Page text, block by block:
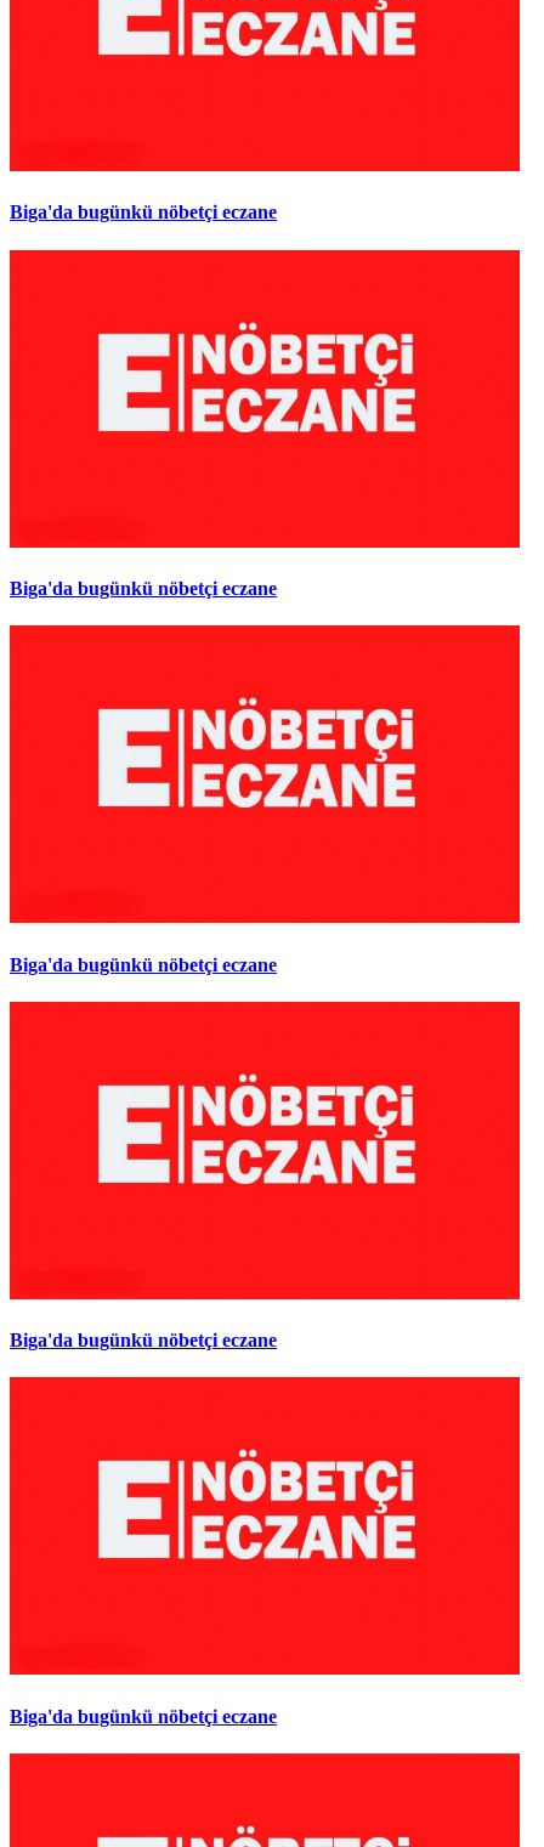
Biga'da bugünkü nöbetçi eczane
Biga'da bugünkü nöbetçi eczane
Biga'da bugünkü nöbetçi eczane
Biga'da bugünkü nöbetçi eczane
Biga'da bugünkü nöbetçi eczane